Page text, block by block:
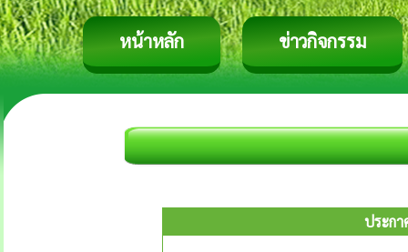
หน้าหลัก ข่าวกิจกรรม
ประก